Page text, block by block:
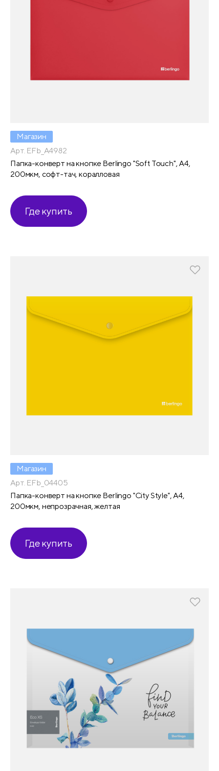
Магазин
Арт. EFb_A4982
Папка-конверт на кнопке Berlingo "Soft Touch", А4,
200мкм, софт-тач, коралловая
Где купить
Магазин
Арт. EFb_04405
Папка-конверт на кнопке Berlingo "City Style", А4,
200мкм, непрозрачная, желтая
Где купить